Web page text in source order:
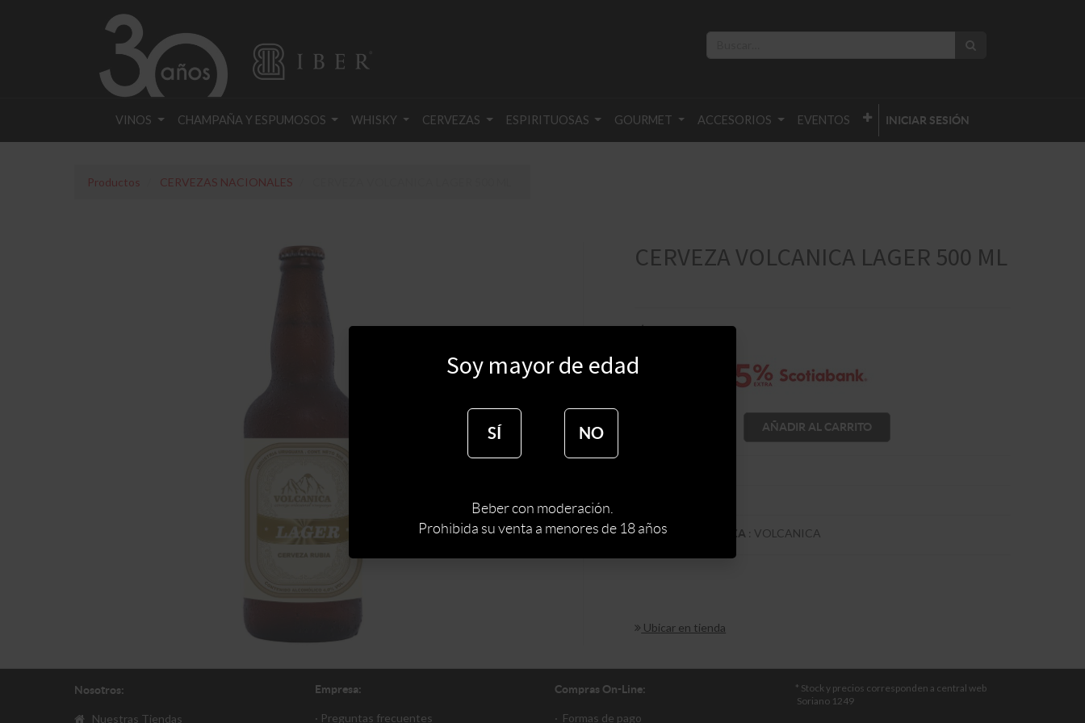
VINOS CHAMPAÑA Y ESPUMOSOS WHISKY CERVEZAS ESPIRITUOSAS GOURMET ACCESORIOS EVENTOS INICIAR SESIÓN
Productos CERVEZAS NACIONALES
CERVEZA VOLCANICA LAGER 500 ML
$155
$
AÑADIR AL CARRITO
MARCA DE CERVEZA : VOLCANICA
Ubicar en tienda
Nosotros:
Nuestras Tiendas
Empresa:
· Preguntas frecuentes
Compras On-Line:
· Formas de pago
* Stock y precios corresponden a central web
Soriano 1249
Soy mayor de edad
SÍ NO
Beber con moderación.
Prohibida su venta a menores de 18 años